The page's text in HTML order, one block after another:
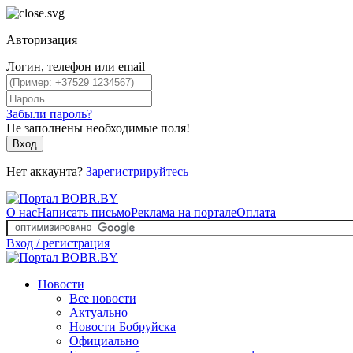
Авторизация
Логин, телефон или email
Забыли пароль?
Не заполнены необходимые поля!
Вход
Нет аккаунта? Зарегистрируйтесь
О насНаписать письмоРеклама на порталеОплата
Вход / регистрация
Новости
Все новости
Актуально
Новости Бобруйска
Официально